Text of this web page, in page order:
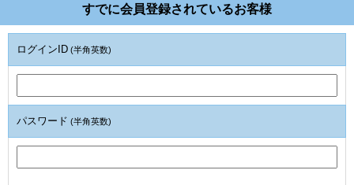
すでに会員登録されているお客様
ログインID (半角英数)
パスワード (半角英数)